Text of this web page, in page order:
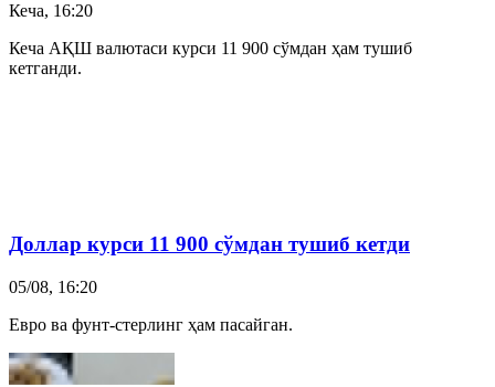
Кеча, 16:20
Кеча АҚШ валютаси курси 11 900 сўмдан ҳам тушиб
кетганди.
Доллар курси 11 900 сўмдан тушиб кетди
05/08, 16:20
Евро ва фунт-стерлинг ҳам пасайган.